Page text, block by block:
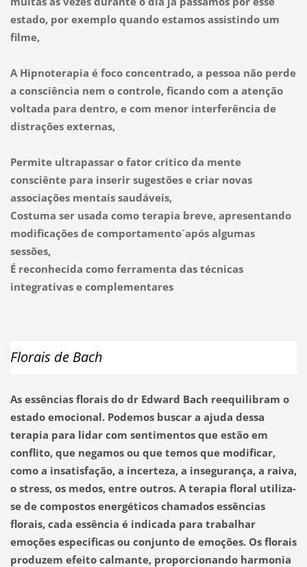
estado, por exemplo quando estamos assistindo um
filme,
A Hipnoterapia é foco concentrado, a pessoa não perde
a consciência nem o controle, ficando com a atenção
voltada para dentro, e com menor interferência de
distrações externas,
Permite ultrapassar o fator critico da mente
consciênte para inserir sugestões e criar novas
associações mentais saudáveis,
Costuma ser usada como terapia breve, apresentando
modificações de comportamento´após algumas
sessões,
É reconhecida como ferramenta das técnicas
integrativas e complementares
Florais de Bach
As essências florais do dr Edward Bach reequilibram o
estado emocional. Podemos buscar a ajuda dessa
terapia para lidar com sentimentos que estão em
conflito, que negamos ou que temos que modificar,
como a insatisfação, a incerteza, a insegurança, a raiva,
o stress, os medos, entre outros. A terapia floral utiliza-
se de compostos energéticos chamados essências
florais, cada essência é indicada para trabalhar
emoções especificas ou conjunto de emoções. Os florais
produzem efeito calmante, proporcionando harmonia